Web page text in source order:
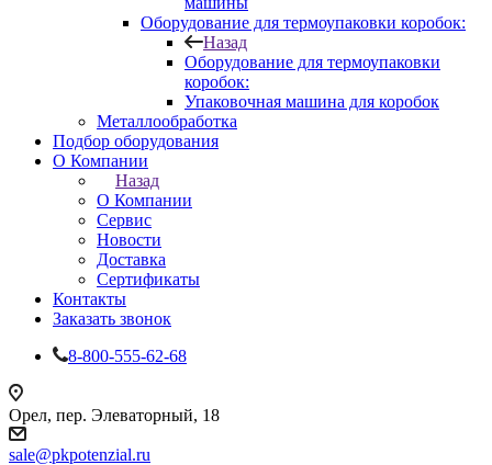
Оборудование для термоупаковки коробок:
Назад
Оборудование для термоупаковки
коробок:
Упаковочная машина для коробок
Металлообработка
Подбор оборудования
О Компании
Назад
О Компании
Сервис
Новости
Доставка
Сертификаты
Контакты
Заказать звонок
8-800-555-62-68
Орел, пер. Элеваторный, 18
sale@pkpotenzial.ru